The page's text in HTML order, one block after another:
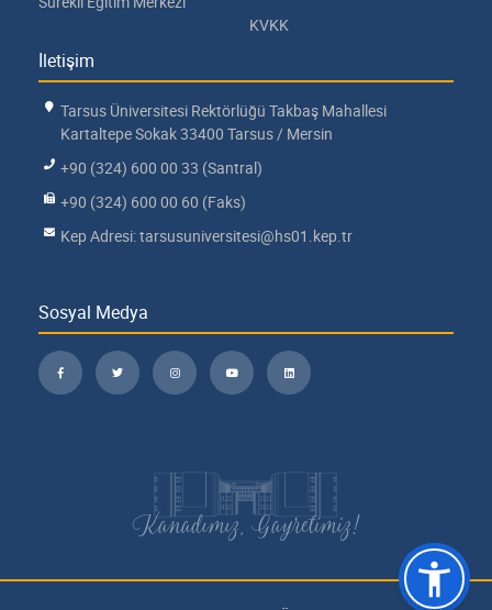
KVKK
İletişim
Tarsus Üniversitesi Rektörlüğü Takbaş Mahallesi
Kartaltepe Sokak 33400 Tarsus / Mersin
+90 (324) 600 00 33 (Santral)
+90 (324) 600 00 60 (Faks)
Kep Adresi: tarsusuniversitesi@hs01.kep.tr
Sosyal Medya
Kanadımız, Gayretimiz!